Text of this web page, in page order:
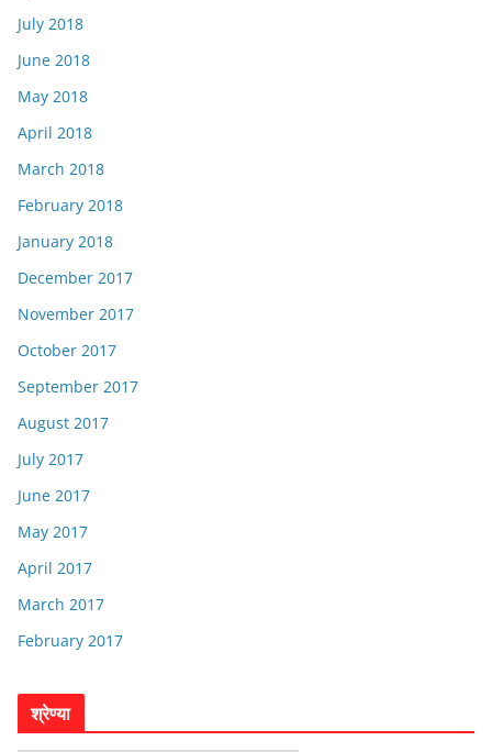
July 2018
June 2018
May 2018
April 2018
March 2018
February 2018
January 2018
December 2017
November 2017
October 2017
September 2017
August 2017
July 2017
June 2017
May 2017
April 2017
March 2017
February 2017
श्रेण्या